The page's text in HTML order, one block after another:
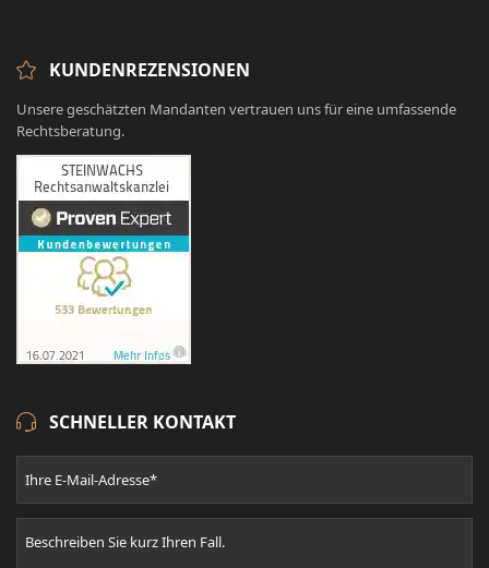
KUNDENREZENSIONEN
Unsere geschätzten Mandanten vertrauen uns für eine umfassende
Rechtsberatung.
SCHNELLER KONTAKT